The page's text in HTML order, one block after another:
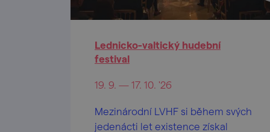
Lednicko-valtický hudební
festival
19. 9. — 17. 10. '26
Mezinárodní LVHF si během svých
jedenácti let existence získal